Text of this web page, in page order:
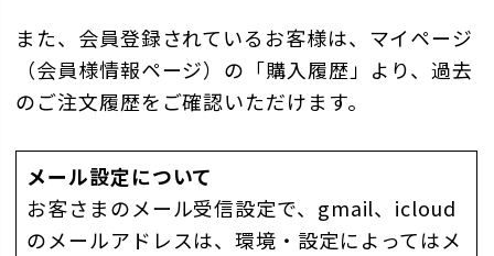
また、会員登録されているお客様は、マイページ
（会員様情報ページ）の「購入履歴」より、過去
のご注文履歴をご確認いただけます。
メール設定について
お客さまのメール受信設定で、gmail、icloud
のメールアドレスは、環境・設定によってはメ